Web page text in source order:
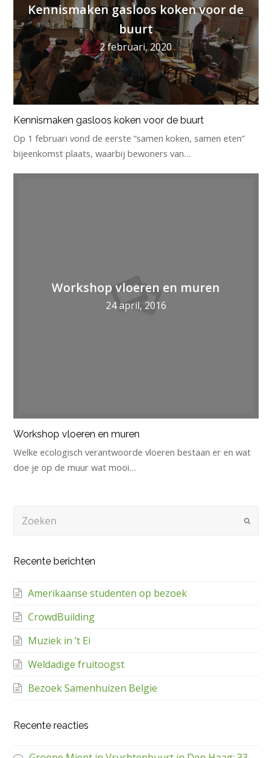
Kennismaken gasloos koken voor de
buurt
2 februari, 2020
Kennismaken gasloos koken voor de buurt
Op 1 februari vond de eerste “samen koken, samen eten”
bijeenkomst plaats, waarbij bewoners van…
Workshop vloeren en muren
24 april, 2016
Workshop vloeren en muren
Welke ecologisch verantwoorde vloeren bestaan er en wat
doe je op de muur wat mooi…
Recente berichten
Amerikaanse studenten op bezoek
CrowdBuilding
Muziek in ’t Ei
Weldadige fruitoogst
Bezoek Samenhuizen Belgie
Recente reacties